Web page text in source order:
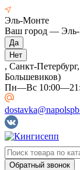
Эль-Монте
Ваш город —
, Санкт-
Большевиков)
Пн—Вс
Обратный звонок